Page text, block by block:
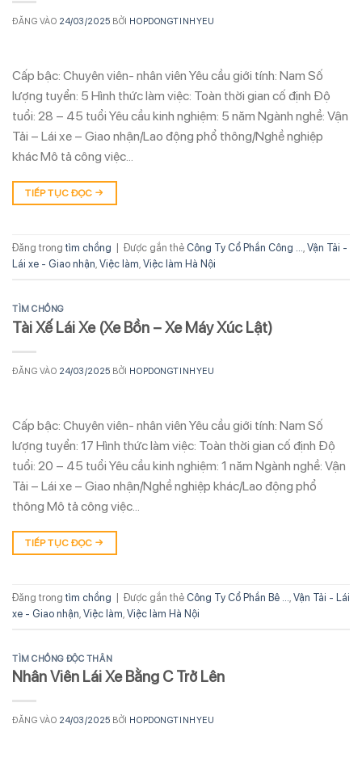
ĐĂNG VÀO 24/03/2025 BỞI HOPDONGTINHYEU
Cấp bậc: Chuyên viên- nhân viên Yêu cầu giới tính: Nam Số
lượng tuyển: 5 Hình thức làm việc: Toàn thời gian cố định Độ
tuổi: 28 – 45 tuổi Yêu cầu kinh nghiệm: 5 năm Ngành nghề: Vận
Tải – Lái xe – Giao nhận/Lao động phổ thông/Nghề nghiệp
khác Mô tả công việc…
TIẾP TỤC ĐỌC →
Đăng trong tìm chồng Được gắn thẻ Công Ty Cổ Phần Công ..., Vận Tải -
Lái xe - Giao nhận, Việc làm, Việc làm Hà Nội
TÌM CHỒNG
Tài Xế Lái Xe (Xe Bồn – Xe Máy Xúc Lật)
ĐĂNG VÀO 24/03/2025 BỞI HOPDONGTINHYEU
Cấp bậc: Chuyên viên- nhân viên Yêu cầu giới tính: Nam Số
lượng tuyển: 17 Hình thức làm việc: Toàn thời gian cố định Độ
tuổi: 20 – 45 tuổi Yêu cầu kinh nghiệm: 1 năm Ngành nghề: Vận
Tải – Lái xe – Giao nhận/Nghề nghiệp khác/Lao động phổ
thông Mô tả công việc…
TIẾP TỤC ĐỌC →
Đăng trong tìm chồng Được gắn thẻ Công Ty Cổ Phần Bê ...
Vận Tải - Lái
xe - Giao nhận Việc làm Việc làm Hà Nội
TÌM CHỒNG ĐỘC THÂN
Nhân Viên Lái Xe Bằng C Trở Lên
ĐĂNG VÀO 24/03/2025 BỞI HOPDONGTINHYEU